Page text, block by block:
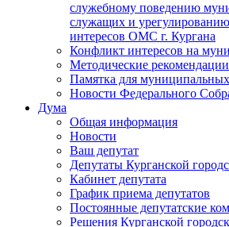
служебному поведению
служащих и
интересов ОМС г. Кургана
Конфликт интересов на
Методические рекомендации
Памятка для
Новости Федерального
Дума
Общая информация
Новости
Ваш депутат
Депутаты Курганской
Кабинет депутата
График приема депутатов
Постоянные депутатские
Решения Курганской